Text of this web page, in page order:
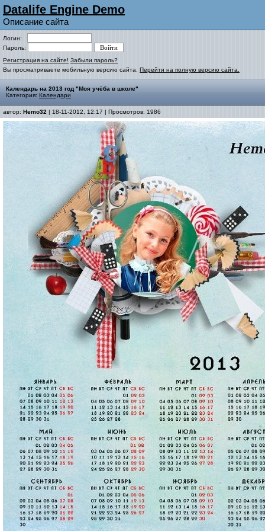
Datalife Engine Demo
Описание сайта
Логин:
Пароль:
Регистрация на сайте! Забыли пароль?
Вы просматриваете мобильную версию сайта. Перейти на полную версию сайта.
Календарь на 2013 год "Моя учёба в школе"
Категория: Календари
автор: Hemo32 | 18-11-2012, 12:17 | Просмотров: 1986